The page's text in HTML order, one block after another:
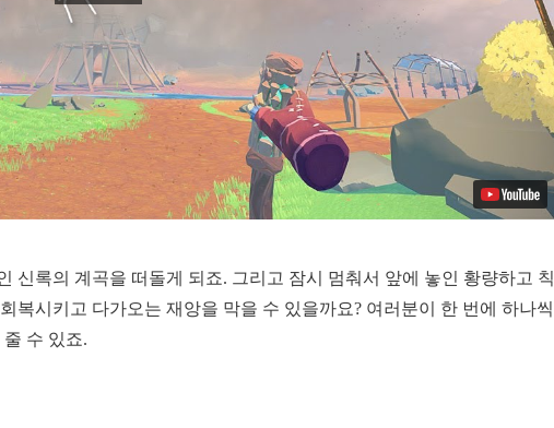
신록의 계곡을 떠돌게 되죠. 그리고 잠시 멈춰서 앞에 놓인 황량하고 칙
복시키고 다가오는 재앙을 막을 수 있을까요? 여러분이 한 번에 하나씩
수 있죠.